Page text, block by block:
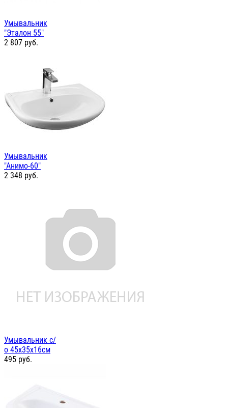
Умывальник
"Эталон 55"
2 807 руб.
Умывальник
"Анимо-60"
2 348 руб.
Умывальник с/
о 45х35х16см
495 руб.